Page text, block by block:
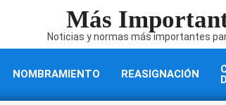
Más
Noticias y normas más importantes
NOMBRAMIENTO REASIGNACIÓN